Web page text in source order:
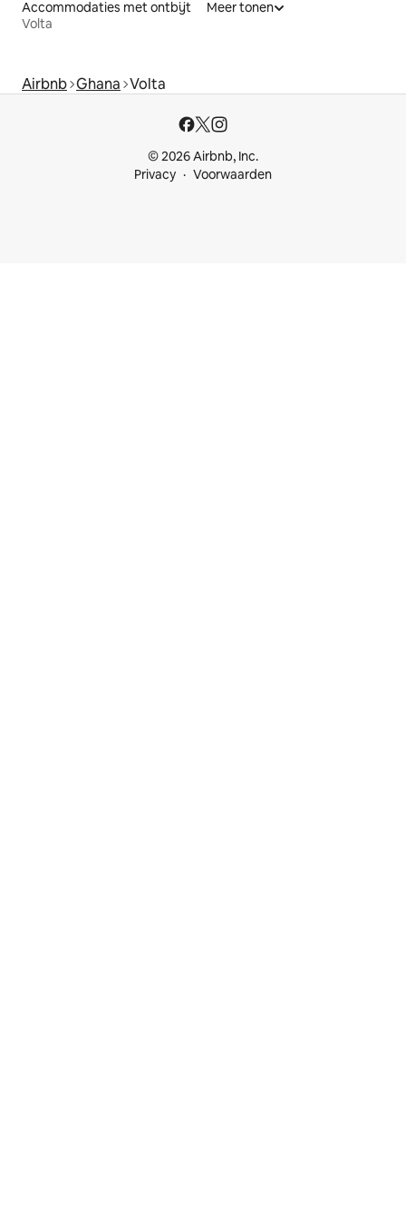
Accommodaties met ontbijt
Volta
Meer tonen
Airbnb Ghana Volta
© 2026 Airbnb, Inc.
Privacy
Voorwaarden